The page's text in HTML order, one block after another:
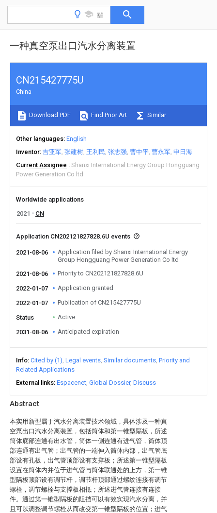
一种真空泵出口汽水分离装置
Abstract
本实用新型属于汽水分离装置技术领域，具体涉及一种真
空泵出口汽水分离装置，包括筒体和第一锥型隔板，所述
筒体底部连通有出水管，筒体一侧连通有进气管，筒体顶
部连通有出气管；出气管的一端伸入筒体内部，出气管底
部设有孔板，出气管顶部设有支撑板；所述第一锥型隔板
设置在筒体内并位于进气管与筒体联通处的上方，第一锥
型隔板顶部设有调节杆，调节杆顶部通过螺纹连接有调节
螺栓，调节螺栓与支撑板相抵；所述进气管连接有连接
件。通过第一锥型隔板的阻挡可以有效实现汽水分离，并
且可以调整调节螺栓从而改变第一锥型隔板的位置；进气
CN215427775U
China
Download PDF Find Prior Art Similar
Other languages English
Inventor 吉亚军 张建树 王利民 张志强 曹中平 曹永军 申日海
Current Assignee
Shanxi International Energy Group Hongguang
Power Generation Co ltd
Worldwide applications
2021
CN
Application CN202121827828.6U events
2021-08-06
Application filed by Shanxi International Energy
Group Hongguang Power Generation Co ltd
2021-08-06
Priority to CN202121827828.6U
2022-01-07 Application granted
2022-01-07 Publication of CN215427775U
Status Active
2031-08-06 Anticipated expiration
Info Cited by (1) Legal events Similar documents Priority and
Related Applications
External links Espacenet Global Dossier Discuss